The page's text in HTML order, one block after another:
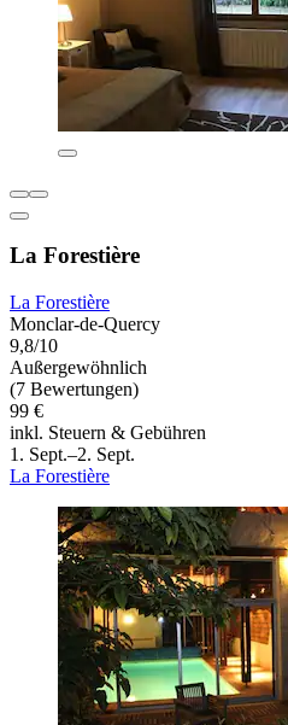
La Forestière
La Forestière
Monclar-de-Quercy
9,8/10
Außergewöhnlich
(7 Bewertungen)
99 €
inkl. Steuern & Gebühren
1. Sept.–2. Sept.
La Forestière